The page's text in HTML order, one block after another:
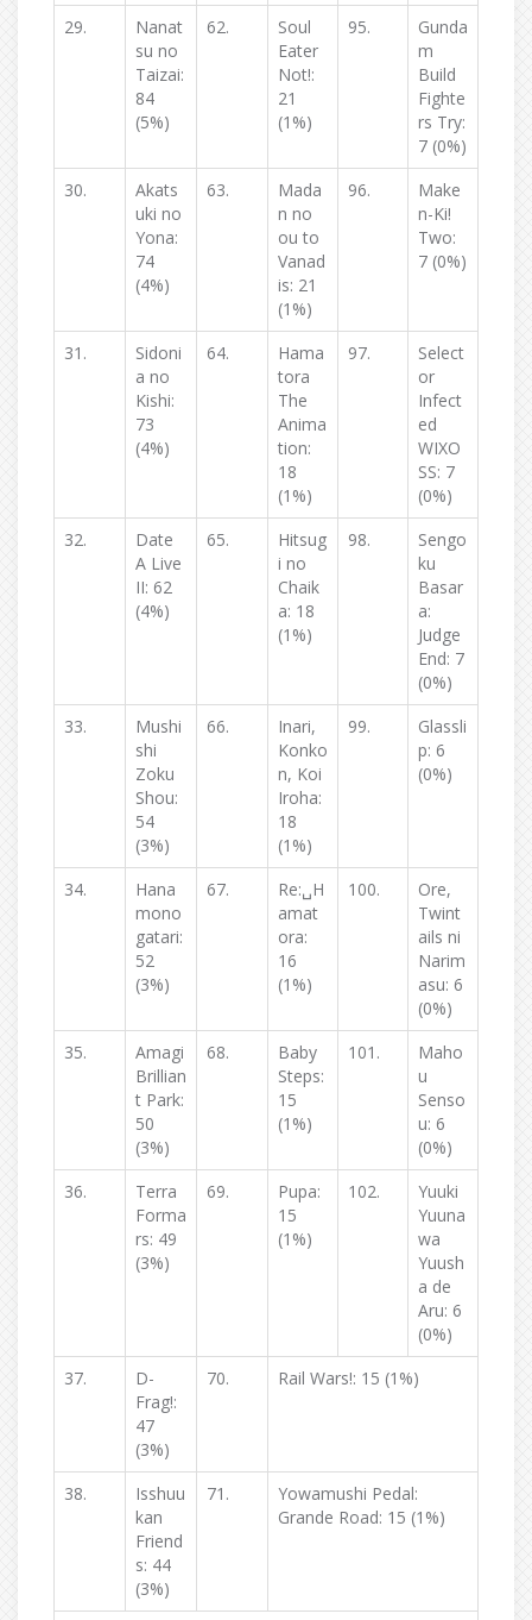
29.
Nanat
su no
Taizai:
84
(5%)
62.
Soul
Eater
Not!:
21
(1%)
95.
Gunda
m
Build
Fighte
rs Try:
7 (0%)
30.
Akats
uki no
Yona:
74
(4%)
63.
Mada
n no
ou to
Vanad
is: 21
(1%)
96.
Make
n-Ki!
Two:
7 (0%)
31.
Sidoni
a no
Kishi:
73
(4%)
64.
Hama
tora
The
Anima
tion:
18
(1%)
97.
Select
or
Infect
ed
WIXO
SS: 7
(0%)
32.
Date
A Live
II: 62
(4%)
65.
Hitsug
i no
Chaik
a: 18
(1%)
98.
Sengo
ku
Basar
a:
Judge
End: 7
(0%)
33.
Mushi
shi
Zoku
Shou:
54
(3%)
66.
Inari,
Konko
n, Koi
Iroha:
18
(1%)
99.
Glassli
p: 6
(0%)
34.
Hana
mono
gatari:
52
(3%)
67.
Re:␣H
amat
ora:
16
(1%)
100.
Ore,
Twint
ails ni
Narim
asu: 6
(0%)
35.
Amagi
Brillian
t Park:
50
(3%)
68.
Baby
Steps:
15
(1%)
101.
Maho
u
Senso
u: 6
(0%)
36.
Terra
Forma
rs: 49
(3%)
69.
Pupa:
15
(1%)
102.
Yuuki
Yuuna
wa
Yuush
a de
Aru: 6
(0%)
37.
D-
Frag!:
47
(3%)
70. Rail Wars!: 15 (1%)
38.
Isshuu
kan
Friend
s: 44
(3%)
71.
Yowamushi Pedal:
Grande Road: 15 (1%)